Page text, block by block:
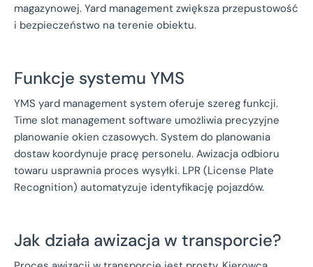
magazynowej. Yard management zwiększa przepustowość
i bezpieczeństwo na terenie obiektu.
Funkcje systemu YMS
YMS yard management system oferuje szereg funkcji.
Time slot management software umożliwia precyzyjne
planowanie okien czasowych. System do planowania
dostaw koordynuje pracę personelu. Awizacja odbioru
towaru usprawnia proces wysyłki. LPR (License Plate
Recognition) automatyzuje identyfikację pojazdów.
Jak działa awizacja w transporcie?